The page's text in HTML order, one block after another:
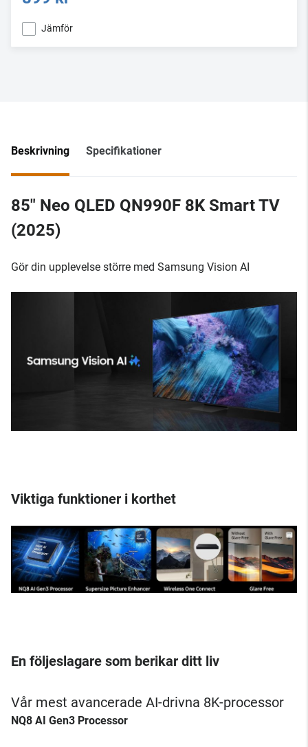
Jämför
Beskrivning Specifikationer
85" Neo QLED QN990F 8K Smart TV
(2025)
Gör din upplevelse större med Samsung Vision AI
Viktiga funktioner i korthet
En följeslagare som berikar ditt liv
Vår mest avancerade AI-drivna 8K-processor
NQ8 AI Gen3 Processor